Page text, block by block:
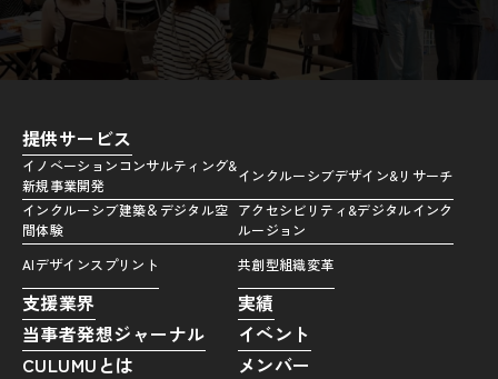
提供サービス
イノベーションコンサルティング&
新規事業開発
インクルーシブデザイン&リサーチ
インクルーシブ建築＆デジタル空
間体験
アクセシビリティ&デジタルインク
ルージョン
AIデザインスプリント
共創型組織変革
支援業界
実績
当事者発想ジャーナル
イベント
CULUMUとは
メンバー